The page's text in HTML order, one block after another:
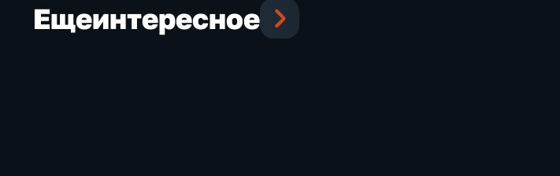
Ещеинтересное